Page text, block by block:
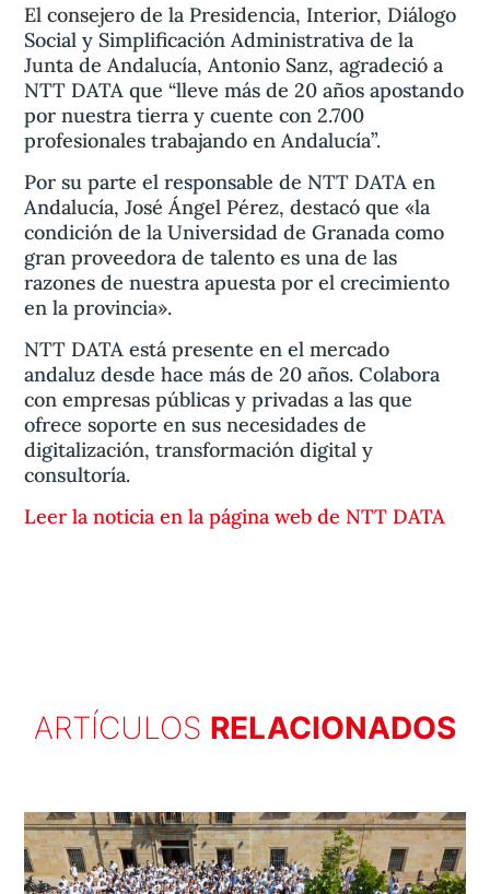
El consejero de la Presidencia, Interior, Diálogo
Social y Simplificación Administrativa de la
Junta de Andalucía, Antonio Sanz, agradeció a
NTT DATA que “lleve más de 20 años apostando
por nuestra tierra y cuente con 2.700
profesionales trabajando en Andalucía”.
Por su parte el responsable de NTT DATA en
Andalucía, José Ángel Pérez, destacó que «la
condición de la Universidad de Granada como
gran proveedora de talento es una de las
razones de nuestra apuesta por el crecimiento
en la provincia».
NTT DATA está presente en el mercado
andaluz desde hace más de 20 años. Colabora
con empresas públicas y privadas a las que
ofrece soporte en sus necesidades de
digitalización, transformación digital y
consultoría.
Leer la noticia en la página web de NTT DATA
ARTÍCULOS RELACIONADOS